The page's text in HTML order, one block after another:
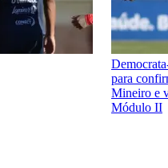
para
Mineiro e
Módulo II